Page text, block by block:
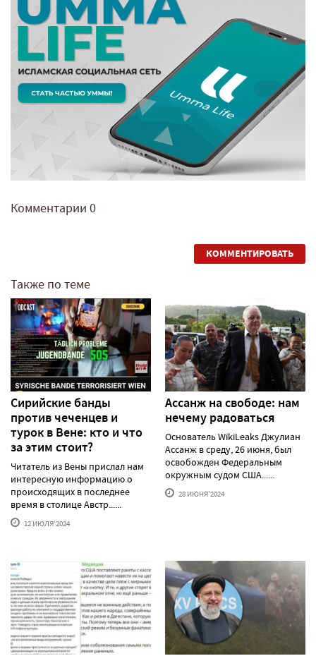
Комментарии 0
КОММЕНТИРОВАТЬ
Также по теме
Сирийские банды
против чеченцев и
турок в Вене: кто и что
за этим стоит?
Читатель из Вены прислал нам
интересную информацию о
происходящих в последнее
время в столице Австр......
12 ИЮЛЯ'2024
Ассанж на свободе: нам
нечему радоваться
Основатель WikiLeaks Джулиан
Ассанж в среду, 26 июня, был
освобожден Федеральным
окружным судом США......
28 ИЮНЯ'2024